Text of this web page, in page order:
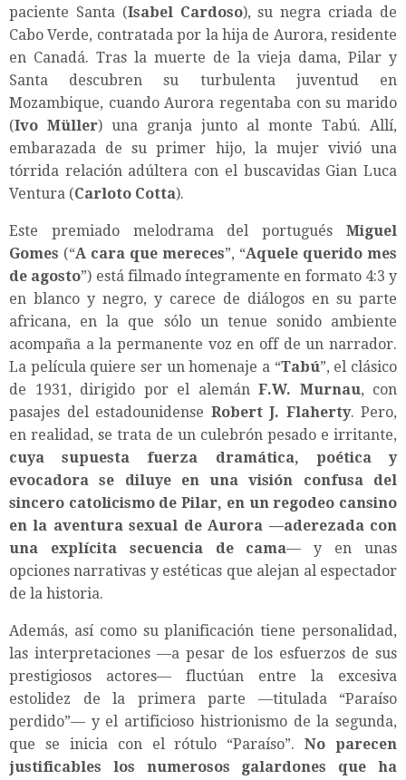
paciente Santa (Isabel Cardoso), su negra criada de
Cabo Verde, contratada por la hija de Aurora, residente
en Canadá. Tras la muerte de la vieja dama, Pilar y
Santa descubren su turbulenta juventud en
Mozambique, cuando Aurora regentaba con su marido
(Ivo Müller) una granja junto al monte Tabú. Allí,
embarazada de su primer hijo, la mujer vivió una
tórrida relación adúltera con el buscavidas Gian Luca
Ventura (Carloto Cotta).
Este premiado melodrama del portugués Miguel
Gomes (“A cara que mereces”, “Aquele querido mes
de agosto”) está filmado íntegramente en formato 4:3 y
en blanco y negro, y carece de diálogos en su parte
africana, en la que sólo un tenue sonido ambiente
acompaña a la permanente voz en off de un narrador.
La película quiere ser un homenaje a “Tabú”, el clásico
de 1931, dirigido por el alemán F.W. Murnau, con
pasajes del estadounidense Robert J. Flaherty. Pero,
en realidad, se trata de un culebrón pesado e irritante,
cuya supuesta fuerza dramática, poética y
evocadora se diluye en una visión confusa del
sincero catolicismo de Pilar, en un regodeo cansino
en la aventura sexual de Aurora —aderezada con
una explícita secuencia de cama— y en unas
opciones narrativas y estéticas que alejan al espectador
de la historia.
Además, así como su planificación tiene personalidad,
las interpretaciones —a pesar de los esfuerzos de sus
prestigiosos actores— fluctúan entre la excesiva
estolidez de la primera parte —titulada “Paraíso
perdido”— y el artificioso histrionismo de la segunda,
que se inicia con el rótulo “Paraíso”.No parecen
justificables los numerosos galardones que ha